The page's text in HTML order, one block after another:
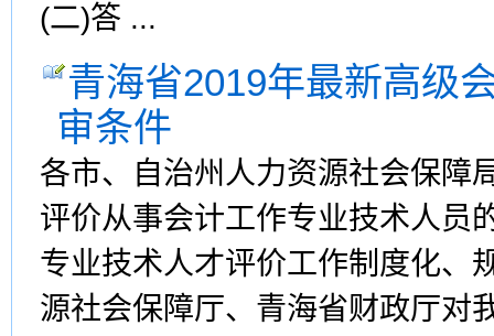
(二)答 ...
青海省2019年最新高级
审条件
各市、自治州人力资源社会保障
评价从事会计工作专业技术人员
专业技术人才评价工作制度化、
源社会保障厅、青海省财政厅对